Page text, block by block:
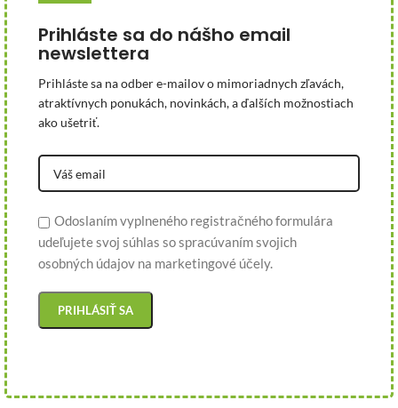
Prihláste sa do nášho email
newslettera
Prihláste sa na odber e-mailov o mimoriadnych zľavách,
atraktívnych ponukách, novinkách, a ďalších možnostiach
ako ušetriť.
Odoslaním vyplneného registračného formulára
udeľujete svoj súhlas so spracúvaním svojich
osobných údajov na marketingové účely.